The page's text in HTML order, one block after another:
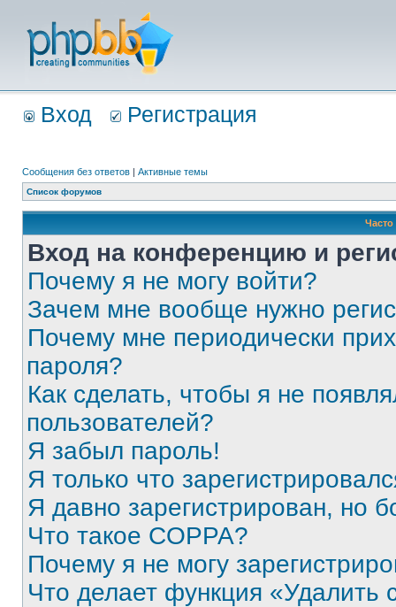
Вход Регистрация
Сообщения без ответов | Активные темы
Список форумов
Вход на конференцию и
Почему я не могу войти?
Зачем мне вообще нужно
Почему мне периодически
пароля?
Как сделать, чтобы я не
пользователей?
Я забыл пароль!
Я только что
Я давно зарегистрирован, но
Что такое COPPA?
Почему я не могу
Что делает функция «Удалить